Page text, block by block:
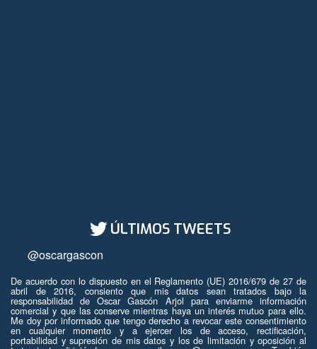
ÚLTIMOS TWEETS
@oscargascon
De acuerdo con lo dispuesto en el Reglamento (UE) 2016/679 de 27 de
abril de 2016, consiento que mis datos sean tratados bajo la
responsabilidad de Oscar Gascón Arjol para enviarme información
comercial y que las conserve mientras haya un interés mutuo para ello.
Me doy por informado que tengo derecho a revocar este consentimiento
en cualquier momento y a ejercer los de acceso, rectificación,
portabilidad y supresión de mis datos y los de limitación y oposición al